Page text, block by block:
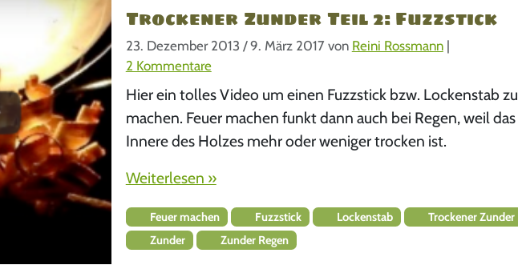
Trockener Zunder Teil 2: Fuzzstick
23. Dezember 2013 / 9. März 2017 von Reini Rossmann |
2 Kommentarez
T
r
o
k
e
n
Hier ein tolles Video um einen Fuzzstick bzw. Lockenstab zu
machen. Feuer machen funkt dann auch bei Regen, weil das
Innere des Holzes mehr oder weniger trocken ist.
Weiterlesen »
Feuer machen Fuzzstick Lockenstab
Trockener Zunder
Zunder
Zunder Regen